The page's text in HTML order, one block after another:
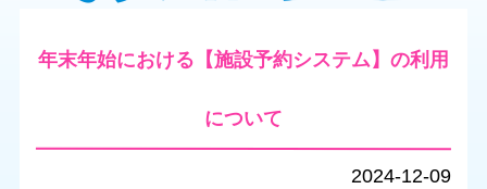
年末年始における【施設予約システム】の利用
について
2024-12-09